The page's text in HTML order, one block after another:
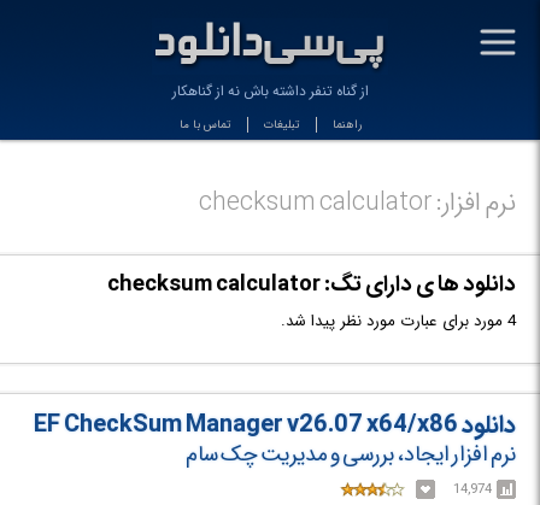
از گناه تنفر داشته باش نه از گناهکار
راهنما تبلیغات تماس با ما
نرم افزار: checksum calculator
دانلود ها ی دارای تگ: checksum calculator
4 مورد برای عبارت مورد نظر پیدا شد.
دانلود EF CheckSum Manager v26.07 x64/x86
نرم افزار ایجاد، بررسی و مدیریت چک سام
14,974